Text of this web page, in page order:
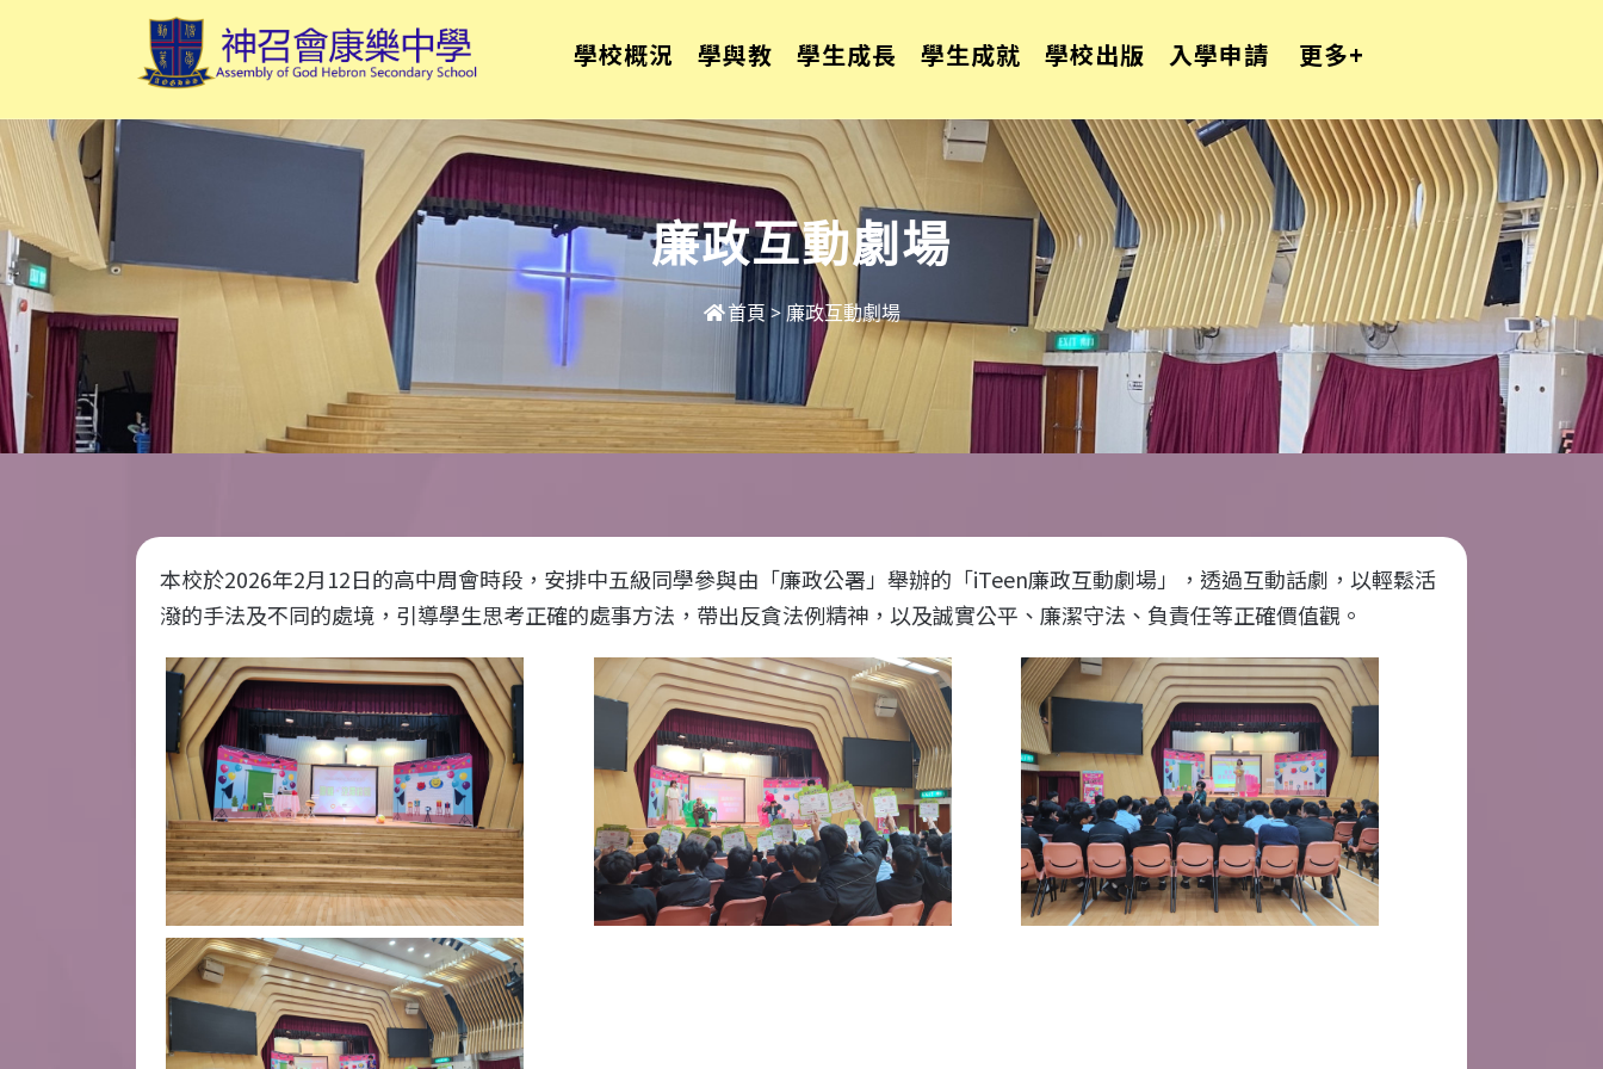
學校概況 學與教 學生成長 學生成就 學校出版 入學申請 更多+
廉政互動劇場
首頁 > 廉政互動劇場
本校於2026年2月12日的高中周會時段，安排中五級同學參與由「廉政公署」舉辦的「iTeen廉政互動劇場」，透過互動話劇，以輕鬆活
潑的手法及不同的處境，引導學生思考正確的處事方法，帶出反貪法例精神，以及誠實公平、廉潔守法、負責任等正確價值觀。